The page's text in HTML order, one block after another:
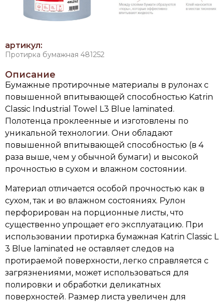
артикул:
Протирка бумажная 481252
Описание
Бумажные протирочные материалы в рулонах с
повышенной впитывающей способностью Katrin
Classic Industrial Towel L3 Blue laminated.
Полотенца проклеенные и изготовлены по
уникальной технологии. Они обладают
повышенной впитывающей способностью (в 4
раза выше, чем у обычной бумаги) и высокой
прочностью в сухом и влажном состоянии.
Материал отличается особой прочностью как в
сухом, так и во влажном состояниях. Рулон
перфорирован на порционные листы, что
существенно упрощает его эксплуатацию. При
использовании протирка бумажная Katrin Classic L
3 Blue laminated не оставляет следов на
протираемой поверхности, легко справляется с
загрязнениями, может использоваться для
полировки и обработки деликатных
поверхностей. Размер листа увеличен для